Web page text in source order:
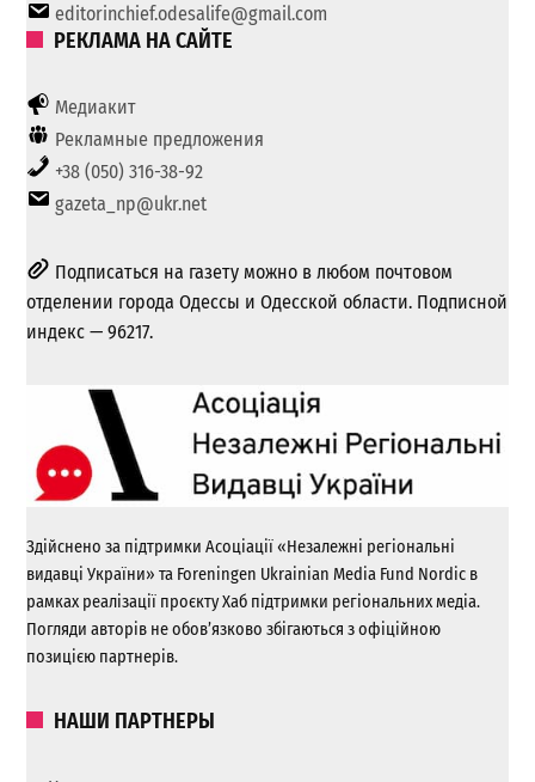
editorinchief.odesalife@gmail.com
РЕКЛАМА НА САЙТЕ
Медиакит
Рекламные предложения
+38 (050) 316-38-92
gazeta_np@ukr.net
Подписаться на газету можно в любом почтовом
отделении города Одессы и Одесской области. Подписной
индекс — 96217.
Здійснено за підтримки Асоціації «Незалежні регіональні
видавці України» та Foreningen Ukrainian Media Fund Nordic в
рамках реалізації проєкту Хаб підтримки регіональних медіа.
Погляди авторів не обов’язково збігаються з офіційною
позицією партнерів.
НАШИ ПАРТНЕРЫ